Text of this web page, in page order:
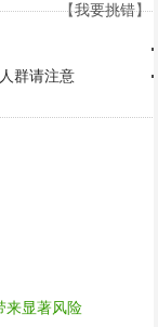
【我要挑错】
群请注意
来显著风险